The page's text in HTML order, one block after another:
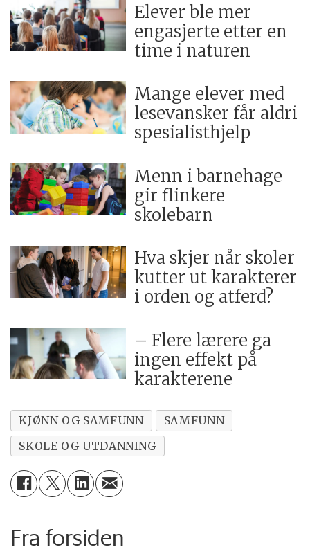
Elever ble mer
engasjerte etter en
time i naturen
Mange elever med
lesevansker får aldri
spesialisthjelp
Menn i barnehage
gir flinkere
skolebarn
Hva skjer når skoler
kutter ut karakterer
i orden og atferd?
– Flere lærere ga
ingen effekt på
karakterene
KJØNN OG SAMFUNN
SAMFUNN
SKOLE OG UTDANNING
Fra forsiden